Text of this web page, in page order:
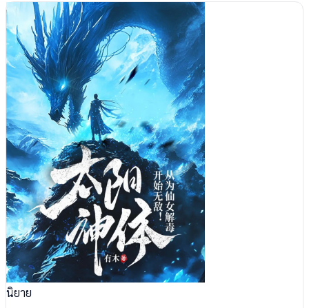
นิยาย